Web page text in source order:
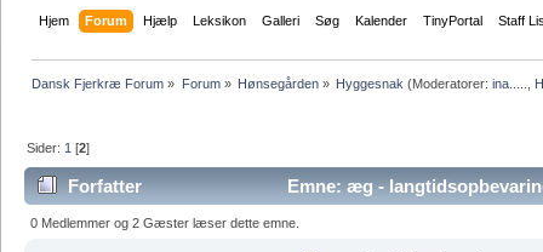
Hjem Forum Hjælp Leksikon Galleri Søg Kalender TinyPortal Staff
Dansk Fjerkræ Forum » Forum» Hønsegården» Hyggesnak (Moderatorer:ina.....
Sider: 1 [2]
Forfatter Emne: æg -
0 Medlemmer og 2 Gæster læser dette emne.